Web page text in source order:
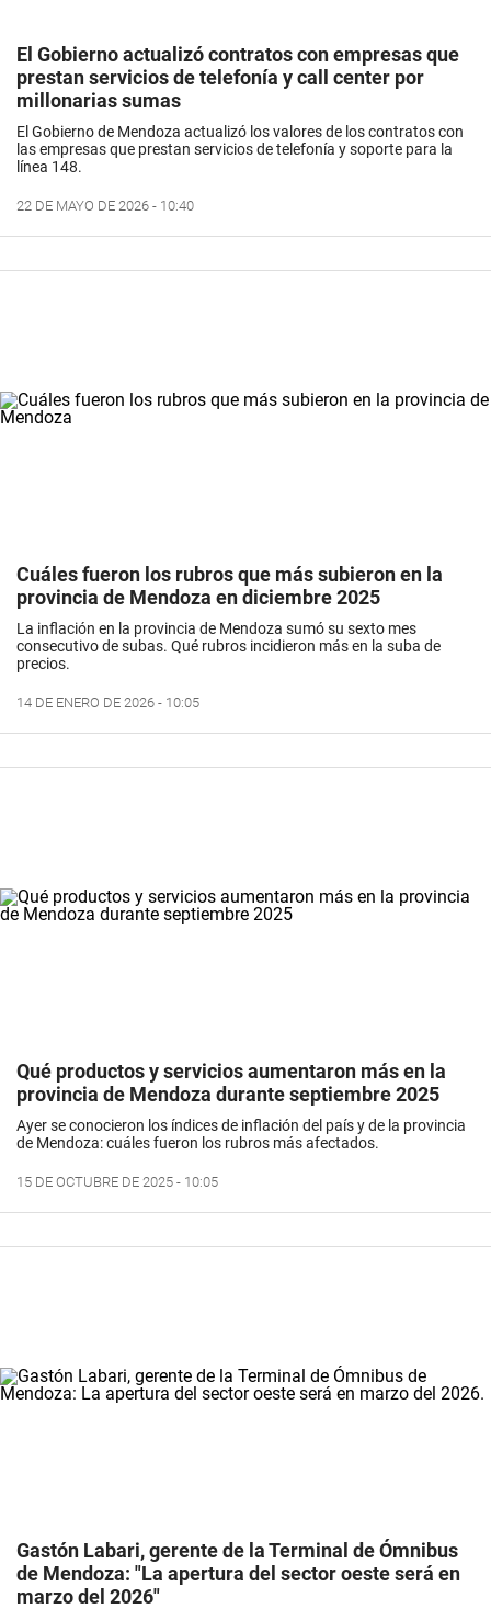
El Gobierno actualizó contratos con empresas que
prestan servicios de telefonía y call center por
millonarias sumas
El Gobierno de Mendoza actualizó los valores de los contratos con
las empresas que prestan servicios de telefonía y soporte para la
línea 148.
22 DE MAYO DE 2026 - 10:40
Cuáles fueron los rubros que más subieron en la
provincia de Mendoza en diciembre 2025
La inflación en la provincia de Mendoza sumó su sexto mes
consecutivo de subas. Qué rubros incidieron más en la suba de
precios.
14 DE ENERO DE 2026 - 10:05
Qué productos y servicios aumentaron más en la
provincia de Mendoza durante septiembre 2025
Ayer se conocieron los índices de inflación del país y de la provincia
de Mendoza: cuáles fueron los rubros más afectados.
15 DE OCTUBRE DE 2025 - 10:05
Gastón Labari, gerente de la Terminal de Ómnibus
de Mendoza: "La apertura del sector oeste será en
marzo del 2026"